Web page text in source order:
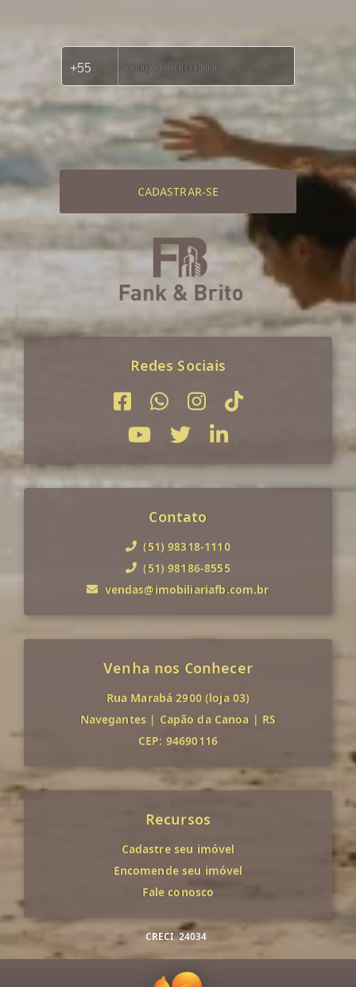
CADASTRAR-SE
Redes Sociais
Contato
(51) 98318-1110
(51) 98186-8555
vendas@imobiliariafb.com.br
Venha nos Conhecer
Rua Marabá 2900 (loja 03)
Navegantes | Capão da Canoa | RS
CEP: 94690116
Recursos
Cadastre seu imóvel
Encomende seu imóvel
Fale conosco
CRECI 24034